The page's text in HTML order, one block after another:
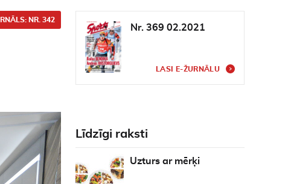
NR. 342
Nr. 369 02.2021
LASI E-ŽURNĀLU
Līdzīgi raksti
Uzturs ar mērķi